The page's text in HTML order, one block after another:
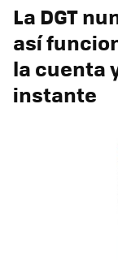
La DGT
así
la cuenta
instante